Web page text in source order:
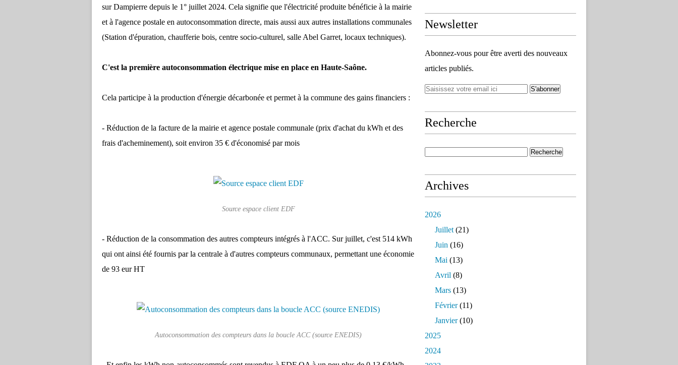
sur Dampierre depuis le 1° juillet 2024. Cela signifie que l'électricité produite bénéficie à la mairie
et à l'agence postale en autoconsommation directe, mais aussi aux autres installations communales
(Station d'épuration, chaufferie bois, centre socio-culturel, salle Abel Garret, locaux techniques).
C'est la première autoconsommation électrique mise en place en Haute-Saône.
Cela participe à la production d'énergie décarbonée et permet à la commune des gains financiers :
- Réduction de la facture de la mairie et agence postale communale (prix d'achat du kWh et des
frais d'acheminement), soit environ 35 € d'économisé par mois
Source espace client EDF
- Réduction de la consommation des autres compteurs intégrés à l'ACC. Sur juillet, c'est 514 kWh
qui ont ainsi été fournis par la centrale à d'autres compteurs communaux, permettant une économie
de 93 eur HT
Autoconsommation des compteurs dans la boucle ACC (source ENEDIS)
Newsletter
Abonnez-vous pour être averti des nouveaux
articles publiés.
Recherche
Archives
2026
Juillet (21)
Juin (16)
Mai (13)
Avril (8)
Mars (13)
Février(11)
Janvier(10)
2025
2024